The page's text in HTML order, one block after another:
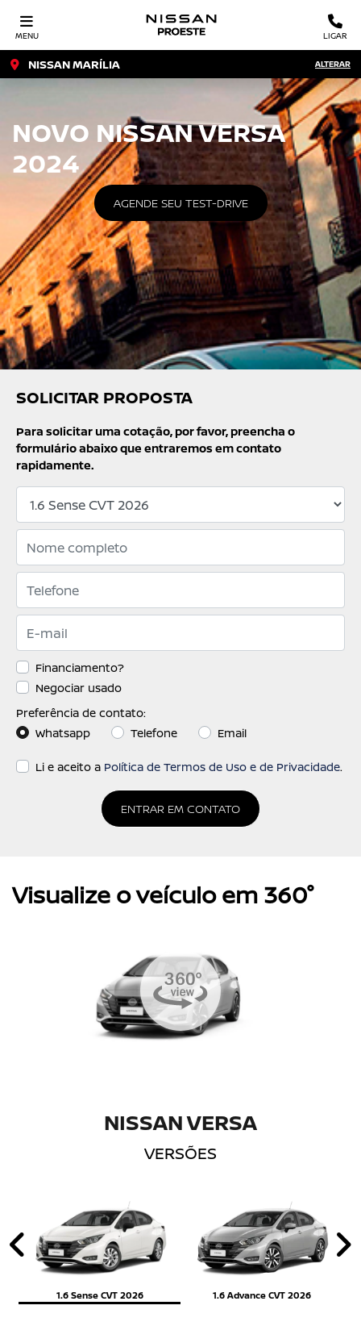
MENU LIGAR
NISSAN MARÍLIA ALTERAR
SOLICITAR PROPOSTA
Para solicitar uma cotação, por favor, preencha o
formulário abaixo que entraremos em contato
rapidamente.
Financiamento?
Negociar usado
Preferência de contato:
Whatsapp
Telefone Email
Li e aceito a Política de Termos de Uso e de Privacidade.
ENTRAR EM CONTATO
NOVO NISSAN VERSA
2024
AGENDE SEU TEST-DRIVE
Visualize o veículo em 360°
NISSAN VERSA
VERSÕES
1.6 Sense CVT 2026 1.6 Advance CVT 2026
Anterior